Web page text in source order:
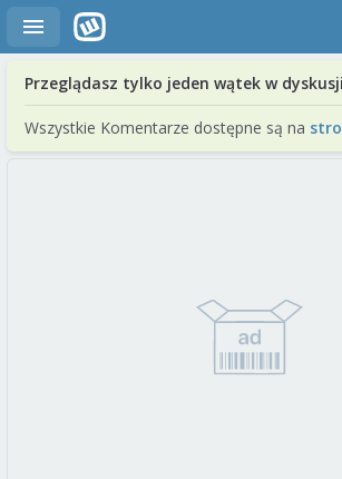
Przeglądasz tylko jeden wątek w
Wszystkie Komentarze dostępne są na